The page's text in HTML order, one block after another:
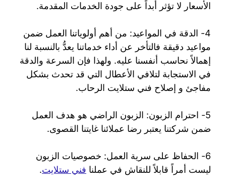
الأسعار لا تؤثر أبداً على جودة الخدمات المقدمة.
4- الدقة في المواعيد: من أهم أولوياتنا العمل ضمن
مواعيد دقيقة فالتأخر عن أداء خدماتنا يعدُّ بالنسبة لنا
إهمالاً نحاسب أنفسنا عليه. ولهذا فإن السرعة والدقة
في الاستجابة لتلافي الأعطال التي قد تحدث بشكل
مفاجئ و إصلاح فني ستلايت الرحاب.
5- احترام الزبون: الزبون الراضي هو هدف العمل
ضمن شركتنا يعتبر رضا عملائنا غايتنا القصوى.
6- الحفاظ على سرية العمل: خصوصيات الزبون
ليست أمراً قابلاً للنقاش في عملنا فني ستلايت.